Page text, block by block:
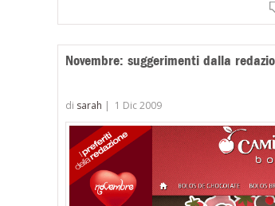
Novembre: suggerimenti dalla
di sarah | 1 Dic 2009